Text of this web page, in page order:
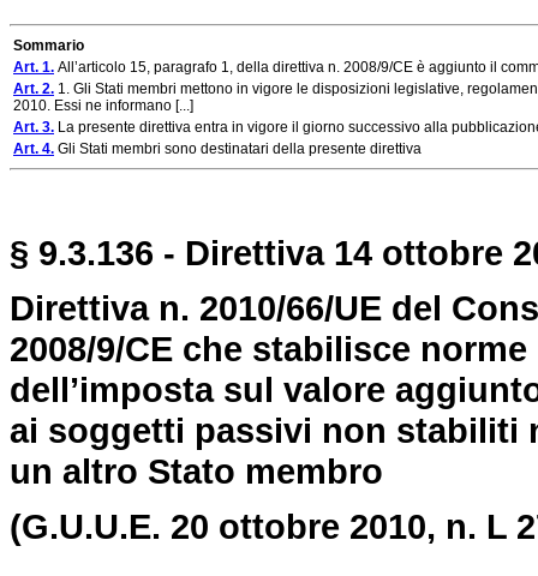
Sommario
Art. 1. All’articolo 15, paragrafo 1, della direttiva n. 2008/9/CE è aggiunto il
Art. 2. 1. Gli Stati membri mettono in vigore le disposizioni legislative,
2010. Essi ne informano [...]
Art. 3. La presente direttiva entra in vigore il giorno successivo alla
Art. 4. Gli Stati membri sono destinatari della presente direttiva
§ 9.3.136 - Direttiva 14 ottobre
Direttiva n. 2010/66/UE del
2008/9/CE che stabilisce
dell’imposta sul valore
ai soggetti passivi non stabiliti
un altro Stato membro
(G.U.U.E. 20 ottobre 2010, n. L